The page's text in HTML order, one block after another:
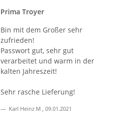
Prima Troyer
Bin mit dem Großer sehr
zufrieden!
Passwort gut, sehr gut
verarbeitet und warm in der
kalten Jahreszeit!
Sehr rasche Lieferung!
Karl Heinz M , 09.01.2021